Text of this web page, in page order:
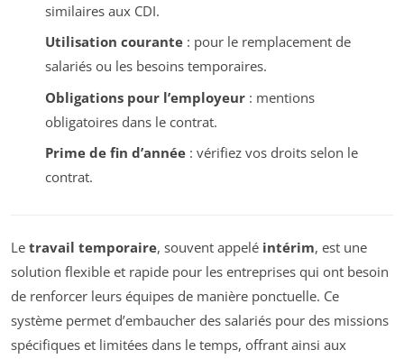
similaires aux CDI.
Utilisation courante: pour le remplacement de
salariés ou les besoins temporaires.
Obligations pour l’employeur: mentions
obligatoires dans le contrat.
Prime de fin d’année: vérifiez vos droits selon le
contrat.
Le travail temporaire, souvent appelé intérim, est une
solution flexible et rapide pour les entreprises qui ont besoin
de renforcer leurs équipes de manière ponctuelle. Ce
système permet d’embaucher des salariés pour des missions
spécifiques et limitées dans le temps, offrant ainsi aux